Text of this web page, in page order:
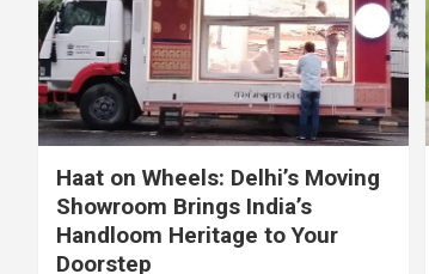
Haat on Wheels: Delhi’s Moving
Showroom Brings India’s
Handloom Heritage to Your
Doorstep